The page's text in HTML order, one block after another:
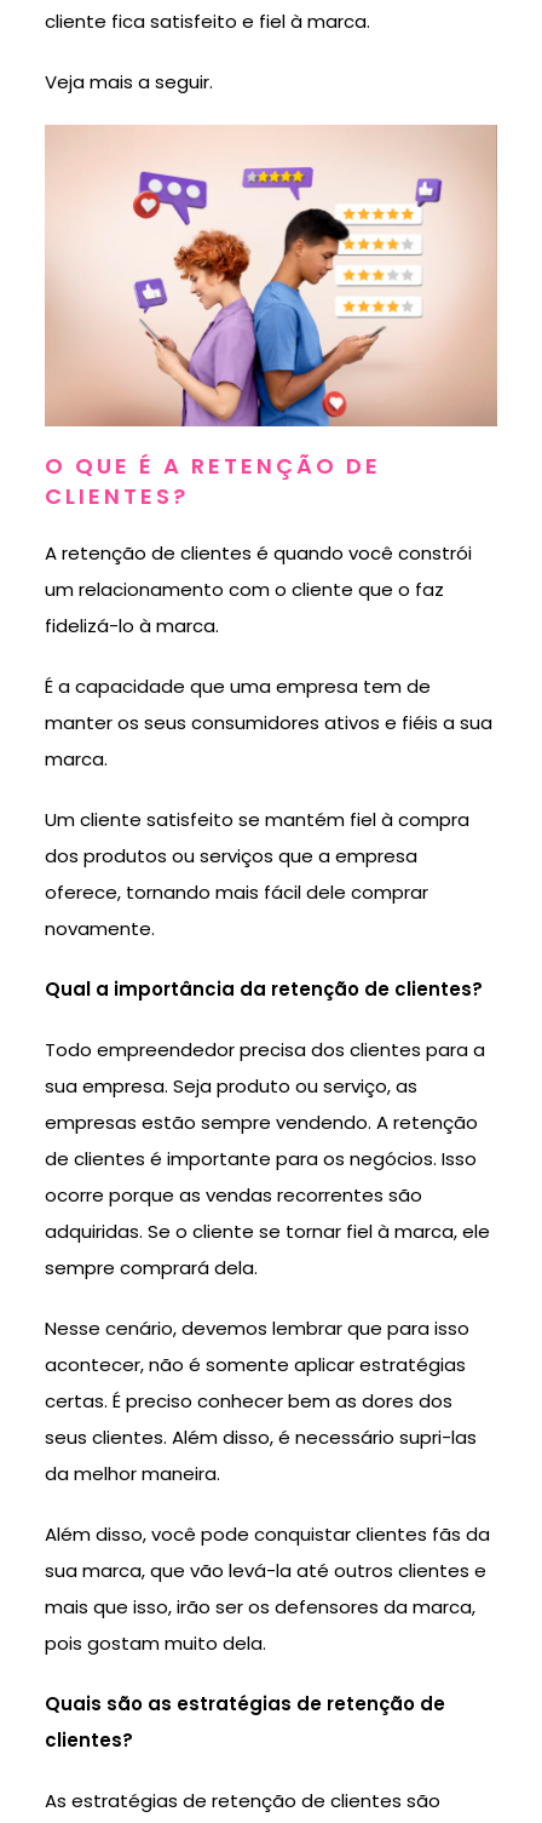
cliente fica satisfeito e fiel à marca.
Veja mais a seguir.
O QUE É A RETENÇÃO DE
CLIENTES?
A retenção de clientes é quando você constrói
um relacionamento com o cliente que o faz
fidelizá-lo à marca.
É a capacidade que uma empresa tem de
manter os seus consumidores ativos e fiéis a sua
marca.
Um cliente satisfeito se mantém fiel à compra
dos produtos ou serviços que a empresa
oferece, tornando mais fácil dele comprar
novamente.
Qual a importância da retenção de clientes?
Todo empreendedor precisa dos clientes para a
sua empresa. Seja produto ou serviço, as
empresas estão sempre vendendo. A retenção
de clientes é importante para os negócios. Isso
ocorre porque as vendas recorrentes são
adquiridas. Se o cliente se tornar fiel à marca, ele
sempre comprará dela.
Nesse cenário, devemos lembrar que para isso
acontecer, não é somente aplicar estratégias
certas. É preciso conhecer bem as dores dos
seus clientes. Além disso, é necessário supri-las
da melhor maneira.
Além disso, você pode conquistar clientes fãs da
sua marca, que vão levá-la até outros clientes e
mais que isso, irão ser os defensores da marca,
pois gostam muito dela.
Quais são as estratégias de retenção de
clientes?
As estratégias de retenção de clientes são